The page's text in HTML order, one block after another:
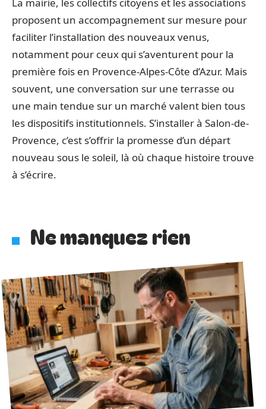
proposent un accompagnement sur mesure pour
faciliter l’installation des nouveaux venus,
notamment pour ceux qui s’aventurent pour la
première fois en Provence-Alpes-Côte d’Azur. Mais
souvent, une conversation sur une terrasse ou
une main tendue sur un marché valent bien tous
les dispositifs institutionnels. S’installer à Salon-de-
Provence, c’est s’offrir la promesse d’un départ
nouveau sous le soleil, là où chaque histoire trouve
à s’écrire.
Ne manquez rien